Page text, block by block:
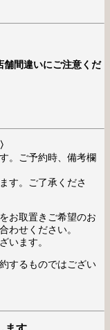
間違いにご注意くだ
。ご予約時、備考欄
す。ご了承くださ
お取置きご希望のお
わせください。
います。
するものではござい